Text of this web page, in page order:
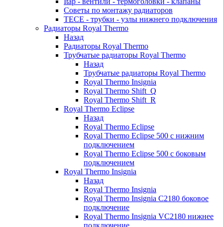
Советы по монтажу радиаторов
TECE - трубки - узлы нижнего подключения
Радиаторы Royal Thermo
Назад
Радиаторы Royal Thermo
Трубчатые радиаторы Royal Thermo
Назад
Трубчатые радиаторы Royal Thermo
Royal Thermo Insignia
Royal Thermo Shift_Q
Royal Thermo Shift_R
Royal Thermo Eclipse
Назад
Royal Thermo Eclipse
Royal Thermo Eclipse 500 с нижним
подключением
Royal Thermo Eclipse 500 с боковым
подключением
Royal Thermo Insignia
Назад
Royal Thermo Insignia
Royal Thermo Insignia C2180 боковое
подключение
Royal Thermo Insignia VC2180 нижнее
подключение